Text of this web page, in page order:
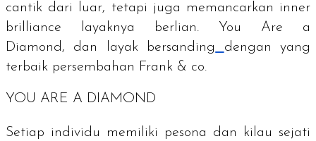
cantik dari luar, tetapi juga memancarkan inner
brilliance layaknya berlian. You Are a
Diamond, dan layak bersanding
dengan yang
terbaik persembahan Frank & co.
YOU ARE A DIAMOND
Setiap individu memiliki pesona dan kilau sejati